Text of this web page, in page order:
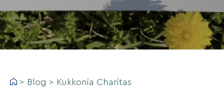
> Blog > Kukkonia Charitas